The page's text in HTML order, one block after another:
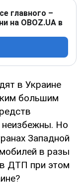
главного –
на OBOZ.UA в
в Украине
большим
неизбежны. Но
Западной
в разы
ДТП при этом